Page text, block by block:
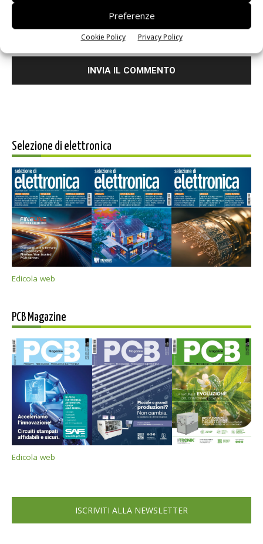
Preferenze
Cookie Policy Privacy Policy
prossimi commenti.
Selezione di elettronica
Edicola web
PCB Magazine
Edicola web
ISCRIVITI ALLA NEWSLETTER